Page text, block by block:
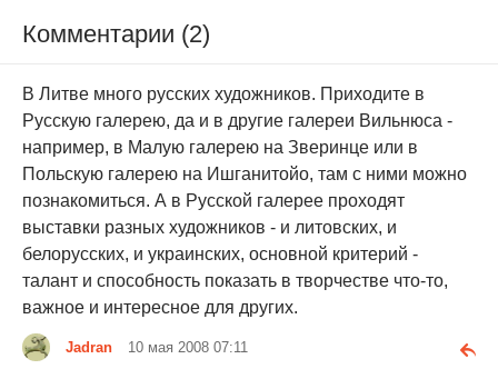
Комментарии (2)
В Литве много русских художников. Приходите в
Русскую галерею, да и в другие галереи Вильнюса -
например, в Малую галерею на Зверинце или в
Польскую галерею на Ишганитойо, там с ними можно
познакомиться. А в Русской галерее проходят
выставки разных художников - и литовских, и
белорусских, и украинских, основной критерий -
талант и способность показать в творчестве что-то,
важное и интересное для других.
Jadran 10 мая 2008 07:11